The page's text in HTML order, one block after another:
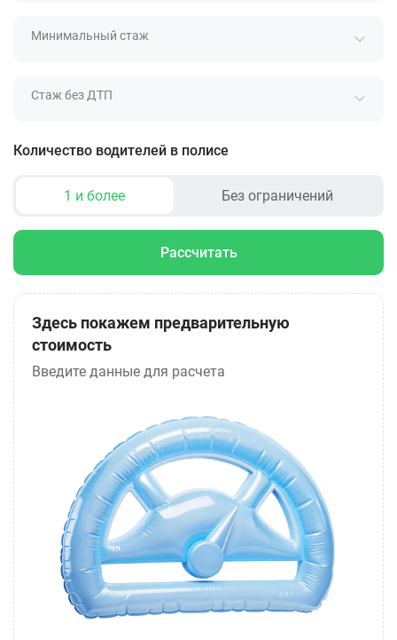
Минимальный стаж
Стаж без ДТП
Количество водителей в полисе
1 и более Без ограничений
Рассчитать
Здесь покажем предварительную
стоимость
Введите данные для расчета